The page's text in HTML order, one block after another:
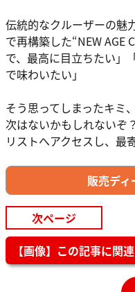
伝統的なクルーザーの魅
で再構築した“NEW AGE
で、最高に目立ちたい」
で味わいたい」
そう思ってしまったキミ
次はないかもしれないぞ
リストへアクセスし、最
販売デ
次ページ
【画像】この記事に関